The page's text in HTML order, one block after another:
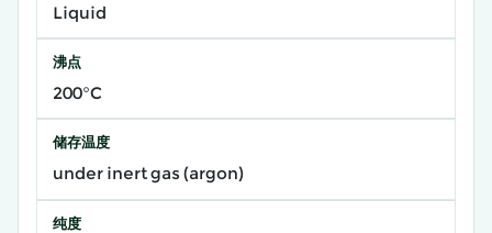
Liquid
沸点
200°C
储存温度
under inert gas (argon)
纯度